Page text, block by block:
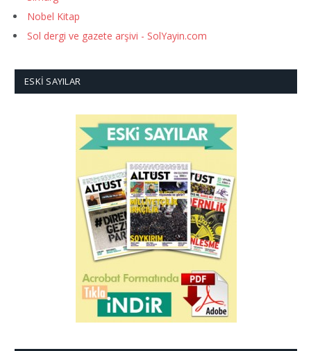
Nobel Kitap
Sol dergi ve gazete arşivi - SolYayin.com
ESKI SAYILAR